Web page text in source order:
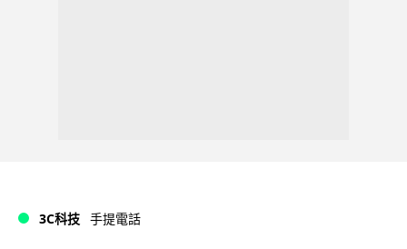
3C科技 手提電話